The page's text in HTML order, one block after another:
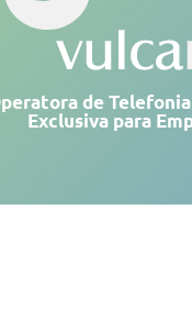
de Telefonia
Exclusiva para